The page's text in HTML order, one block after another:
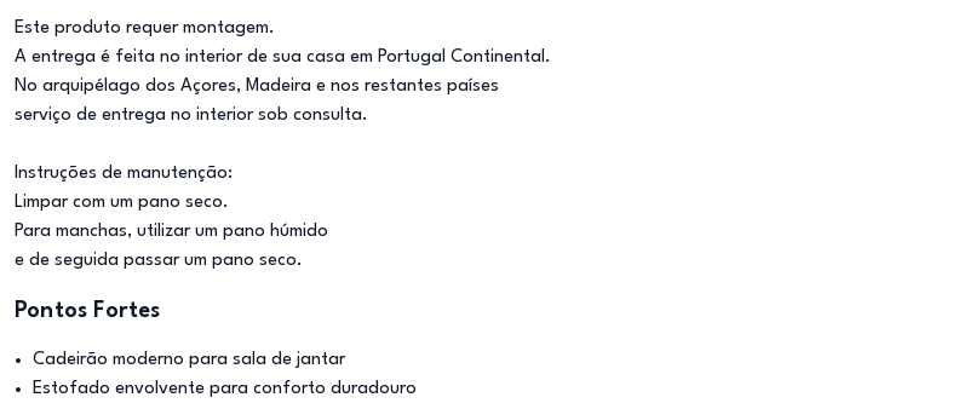
Este produto requer montagem.
A entrega é feita no interior de sua casa em Portugal Continental.
No arquipélago dos Açores, Madeira e nos restantes países
serviço de entrega no interior sob consulta.
Instruções de manutenção:
Limpar com um pano seco.
Para manchas, utilizar um pano húmido
e de seguida passar um pano seco.
Pontos Fortes
Cadeirão moderno para sala de jantar
Estofado envolvente para conforto duradouro